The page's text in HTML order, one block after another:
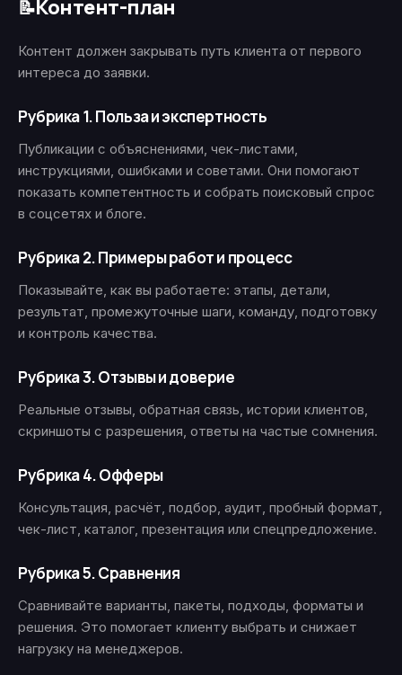
📝Контент-план
Контент должен закрывать путь клиента от первого
интереса до заявки.
Рубрика 1. Польза и экспертность
Публикации с объяснениями, чек-листами,
инструкциями, ошибками и советами. Они помогают
показать компетентность и собрать поисковый спрос
в соцсетях и блоге.
Рубрика 2. Примеры работ и процесс
Показывайте, как вы работаете: этапы, детали,
результат, промежуточные шаги, команду, подготовку
и контроль качества.
Рубрика 3. Отзывы и доверие
Реальные отзывы, обратная связь, истории клиентов,
скриншоты с разрешения, ответы на частые сомнения.
Рубрика 4. Офферы
Консультация, расчёт, подбор, аудит, пробный формат,
чек-лист, каталог, презентация или спецпредложение.
Рубрика 5. Сравнения
Сравнивайте варианты, пакеты, подходы, форматы и
решения. Это помогает клиенту выбрать и снижает
нагрузку на менеджеров.